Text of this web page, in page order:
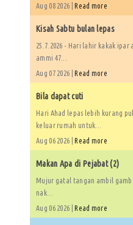
Aug 08 2026 |Read more
Kisah Sabtu bulan lepas
25.7.2026 - Hari lahir kakak ipar
ammi 47...
Aug 07 2026 |Read more
Bila dapat cuti
Hari Ahad lepas lebih kurang
keluar rumah untuk...
Aug 06 2026 |Read more
Makan Apa di Pejabat (2)
Mujur gatal tangan ambil
nak...
Aug 06 2026 |Read more